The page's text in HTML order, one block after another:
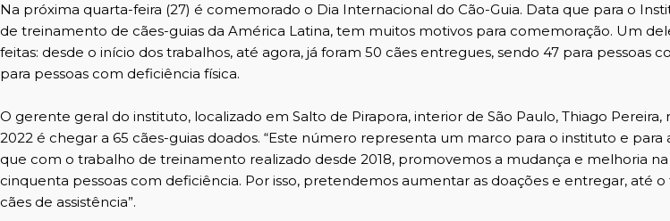
Na próxima quarta-feira (27) é comemorado o Dia Internacional do Cão-Guia. Data que para o
de treinamento de cães-guias da América Latina, tem muitos motivos para comemoração. Um
feitas: desde o início dos trabalhos, até agora, já foram 50 cães entregues, sendo 47 para pessoas
para pessoas com deficiência física.
O gerente geral do instituto, localizado em Salto de Pirapora, interior de São Paulo, Thiago
2022 é chegar a 65 cães-guias doados. “Este número representa um marco para o instituto e para
que com o trabalho de treinamento realizado desde 2018, promovemos a mudança e melhoria
cinquenta pessoas com deficiência. Por isso, pretendemos aumentar as doações e entregar, até
cães de assistência”.